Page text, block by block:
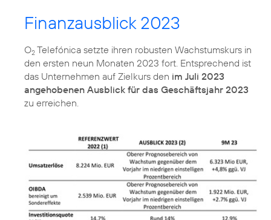
Finanzausblick 2023
O2 Telefónica setzte ihren robusten Wachstumskurs in
den ersten neun Monaten 2023 fort. Entsprechend ist
das Unternehmen auf Zielkurs den im Juli 2023
angehobenen Ausblick für das Geschäftsjahr 2023
zu erreichen.